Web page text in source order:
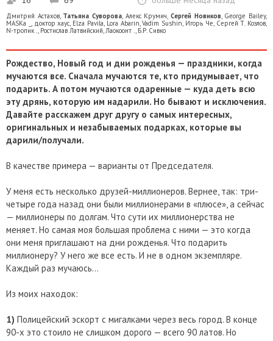
Дмитрий Астахов, Татьяна Суворова Алекс Крумич ,Сергей Новиков George Bailey,
MASKa _
доктор хаус Elza Pavila Lora Abarin ,Vadim Sushin Игорь Че Сергей Т. Козлов
N-тропик .
Ростислав Латвийский Лаокоонт . Б.Р. Сивко
Рождество, Новый год и дни рожденья — праздники, когда
мучаются все. Сначала мучаются те, кто придумывает, что
подарить. А потом мучаются одаренные — куда деть всю
эту дрянь, которую им надарили. Но бывают и исключения.
Давайте расскажем друг другу о самых интересных,
оригинальных и незабываемых подарках, которые вы
дарили/получали.
В качестве примера — варианты от Председателя.
У меня есть несколько друзей-миллионеров. Вернее, так: три-
четыре года назад они были миллионерами в «плюсе», а сейчас
— миллионеры по долгам. Что сути их миллионерства не
меняет. Но самая моя большая проблема с ними — это когда
они меня приглашают на дни рожденья. Что подарить
миллионеру? У него же все есть. И не в одном экземпляре.
Каждый раз мучаюсь…
Из моих находок:
1) Полицейский эскорт с мигалками через весь город. В конце
90-х это стоило не слишком дорого — всего 90 латов. Но